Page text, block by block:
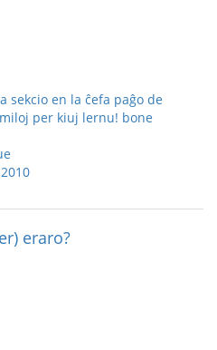
sekcio en la ĉefa paĝo de
per kiuj lernu! bone
eraro?